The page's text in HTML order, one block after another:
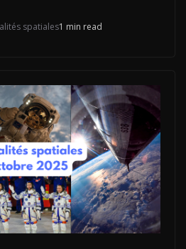
spatiales1 min read